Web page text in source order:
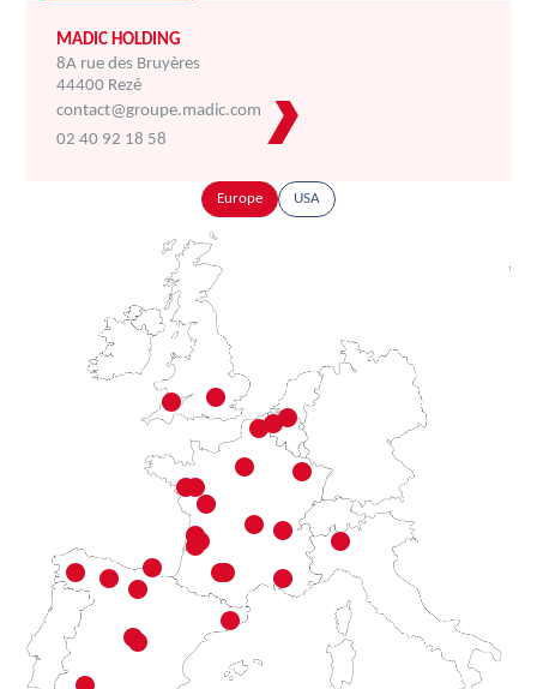
Europe USA
MADIC HOLDING
8A rue des Bruyères
44400 Rezé
contact@groupe.madic.com
02 40 92 18 58